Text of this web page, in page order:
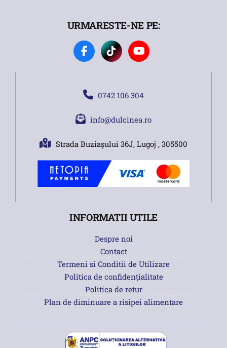
URMARESTE-NE PE:
0742 106 304
info@dulcinea.ro
Strada Buziașului 36J, Lugoj , 305500
INFORMATII UTILE
Despre noi
Contact
Termeni si Conditii de Utilizare
Politica de confidențialitate
Politica de retur
Plan de diminuare a risipei alimentare